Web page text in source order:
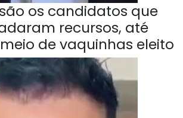
os candidatos que
recursos, até
de vaquinhas eleito